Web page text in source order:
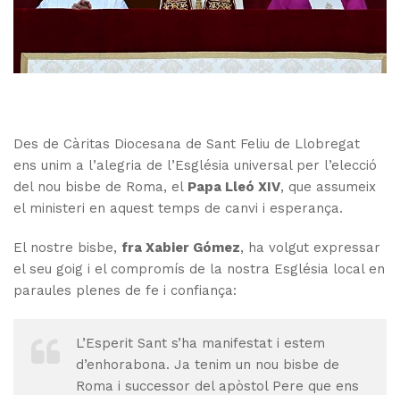
Des de Càritas Diocesana de Sant Feliu de Llobregat
ens unim a l’alegria de l’Església universal per l’elecció
del nou bisbe de Roma, el Papa Lleó XIV, que assumeix
el ministeri en aquest temps de canvi i esperança.
El nostre bisbe, fra Xabier Gómez, ha volgut expressar
el seu goig i el compromís de la nostra Església local en
paraules plenes de fe i confiança:
L’Esperit Sant s’ha manifestat i estem
d’enhorabona. Ja tenim un nou bisbe de
Roma i successor del apòstol Pere que ens